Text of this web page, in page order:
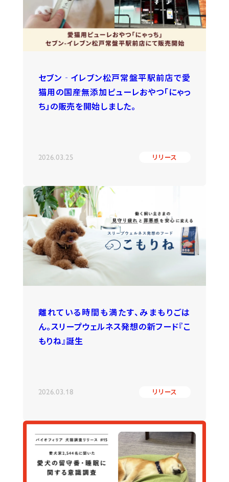
セブン‐イレブン松戸常盤平駅前店で愛
猫用の国産無添加ピューレおやつ「にゃっ
ち」の販売を開始しました。
2026.03.25 リリース
離れている時間も満たす、みまもりごは
ん。スリープウェルネス発想の新フード『こ
もりね』誕生
2026.03.18 リリース